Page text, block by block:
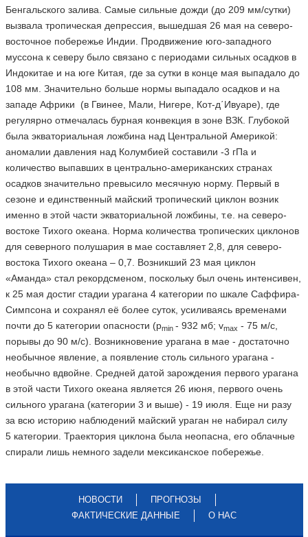
Бенгальского залива. Самые сильные дожди (до 209 мм/сутки)
вызвала тропическая депрессия, вышедшая 26 мая на северо-
восточное побережье Индии. Продвижение юго-западного
муссона к северу было связано с периодами сильных осадков в
Индокитае и на юге Китая, где за сутки в конце мая выпадало до
108 мм. Значительно больше нормы выпадало осадков и на
западе Африки (в Гвинее, Мали, Нигере, Кот-д΄Ивуаре), где
регулярно отмечалась бурная конвекция в зоне ВЗК. Глубокой
была экваториальная ложбина над Центральной Америкой:
аномалии давления над Колумбией составили -3 гПа и
количество выпавших в центрально-американских странах
осадков значительно превысило месячную норму. Первый в
сезоне и единственный майский тропический циклон возник
именно в этой части экваториальной ложбины, т.е. на северо-
востоке Тихого океана. Норма количества тропических циклонов
для северного полушария в мае составляет 2,8, для северо-
востока Тихого океана – 0,7. Возникший 23 мая циклон
«Аманда» стал рекордсменом, поскольку был очень интенсивен,
к 25 мая достиг стадии урагана 4 категории по шкале Саффира-
Симпсона и сохранял её более суток, усиливаясь временами
почти до 5 категории опасности (рmin - 932 мб; vmax - 75 м/c,
порывы до 90 м/с). Возникновение урагана в мае - достаточно
необычное явление, а появление столь сильного урагана -
необычно вдвойне. Средней датой зарождения первого урагана
в этой части Тихого океана является 26 июня, первого очень
сильного урагана (категории 3 и выше) - 19 июля. Еще ни разу
за всю историю наблюдений майский ураган не набирал силу
5 категории. Траектория циклона была неопасна, его облачные
спирали лишь немного задели мексиканское побережье.
НОВОСТИ
ПРОГНОЗЫ
ФАКТИЧЕСКИЕ ДАННЫЕ
О НАС